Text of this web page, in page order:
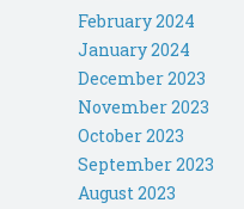
February 2024
January 2024
December 2023
November 2023
October 2023
September 2023
August 2023